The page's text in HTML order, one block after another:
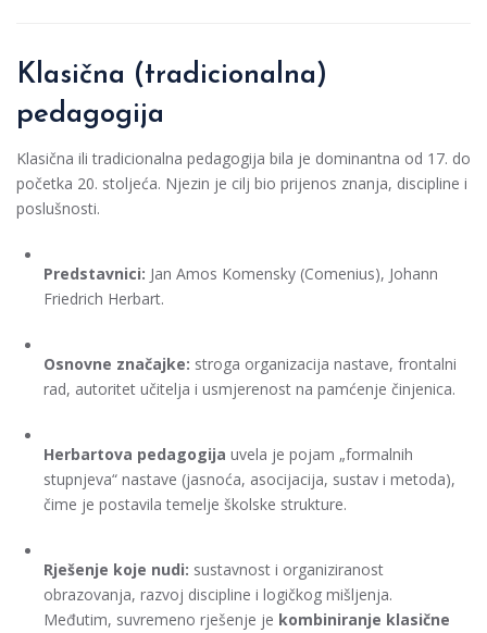
Klasična (tradicionalna)
pedagogija
Klasična ili tradicionalna pedagogija bila je dominantna od 17. do
početka 20. stoljeća. Njezin je cilj bio prijenos znanja, discipline i
poslušnosti.
Predstavnici: Jan Amos Komensky (Comenius), Johann
Friedrich Herbart.
Osnovne značajke: stroga organizacija nastave, frontalni
rad, autoritet učitelja i usmjerenost na pamćenje činjenica.
Herbartova pedagogija uvela je pojam „formalnih
stupnjeva“ nastave (jasnoća, asocijacija, sustav i metoda),
čime je postavila temelje školske strukture.
Rješenje koje nudi: sustavnost i organiziranost
obrazovanja, razvoj discipline i logičkog mišljenja.
Međutim, suvremeno rješenje je kombiniranje klasične